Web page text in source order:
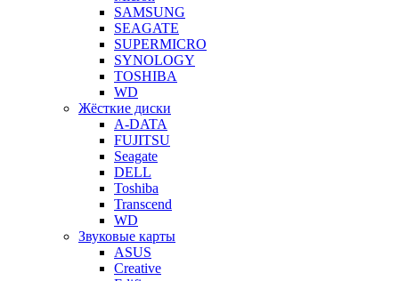
SAMSUNG
SEAGATE
SUPERMICRO
SYNOLOGY
TOSHIBA
WD
Жёсткие диски
A-DATA
FUJITSU
Seagate
DELL
Toshiba
Transcend
WD
Звуковые карты
ASUS
Creative